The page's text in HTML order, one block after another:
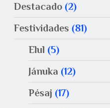
Destacado (2)
Festividades (81)
Elul (5)
Jánuka (12)
Pésaj (17)